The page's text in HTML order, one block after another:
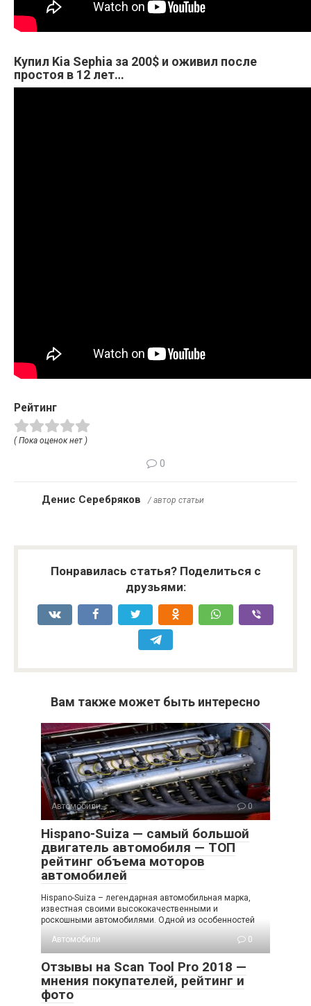
Купил Kia Sephia за 200$ и оживил после
простоя в 12 лет…
Рейтинг
( Пока оценок нет )
0
Денис Серебряков / автор статьи
Понравилась статья? Поделиться с
друзьями:
Вам также может быть интересно
Автомобили 0
Hispano-Suiza — самый большой
двигатель автомобиля — ТОП
рейтинг объема моторов
автомобилей
Hispano-Suiza – легендарная автомобильная марка,
известная своими высококачественными и
роскошными автомобилями. Одной из особенностей
Автомобили
0
Отзывы на Scan Tool Pro 2018 —
мнения покупателей, рейтинг и
фото